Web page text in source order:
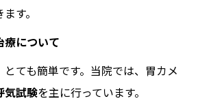
す。
療について
ても簡単です。当院では、胃カメ
気試験を主に行っています。